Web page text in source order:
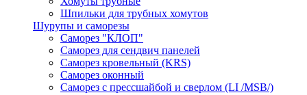
Шпильки для трубных хомутов
Шурупы и саморезы
Саморез "КЛОП"
Саморез для сендвич панелей
Саморез кровельный (KRS)
Саморез оконный
Саморез с прессшайбой и сверлом (LI /MSB/)